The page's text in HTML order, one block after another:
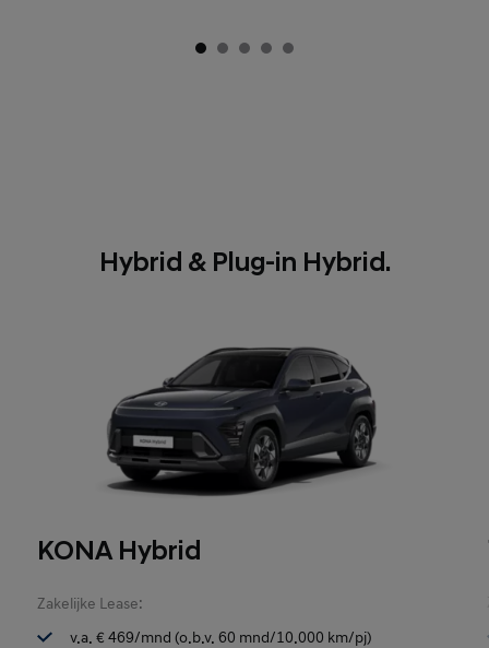
Hybrid & Plug-in Hybrid.
KONA Hybrid
Zakelijke Lease:
v.a. € 469/mnd (o.b.v. 60 mnd/10.000 km/pj)